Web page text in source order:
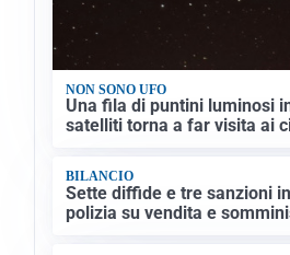
NON SONO UFO
Una fila di puntini luminosi
satelliti torna a far visita ai
BILANCIO
Sette diffide e tre sanzioni
polizia su vendita e